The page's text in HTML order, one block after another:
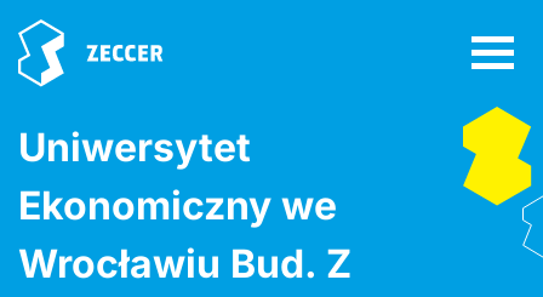
Uniwersytet
Ekonomiczny we
Wrocławiu Bud. Z